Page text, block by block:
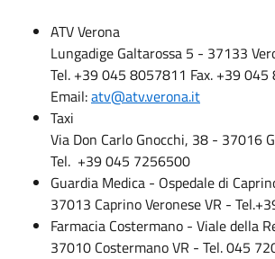
ATV Verona
Lungadige Galtarossa 5 - 37133
Tel. +39 045 8057811 Fax. +39
Email:atv@atv.verona.it
Taxi
Via Don Carlo Gnocchi, 38 - 37016
Tel. +39 045 7256500‎
Guardia Medica - Ospedale di
37013 Caprino Veronese VR -
Farmacia Costermano - Viale della
37010 Costermano VR - Tel. 045